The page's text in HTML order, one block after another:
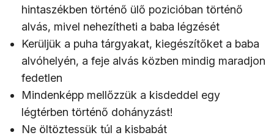
hintaszékben történő ülő pozicióban történő
alvás, mivel nehezítheti a baba légzését
Kerüljük a puha tárgyakat, kiegészítőket a baba
alvóhelyén, a feje alvás közben mindig maradjon
fedetlen
Mindenképp mellőzzük a kisdeddel egy
légtérben történő dohányzást!
Ne öltöztessük túl a kisbabát